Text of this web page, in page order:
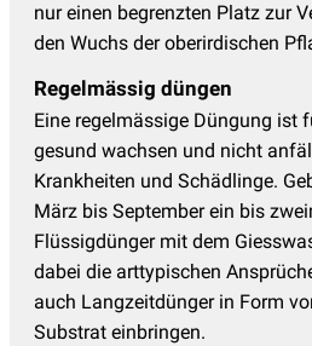
nur einen begrenzten Platz zur
den Wuchs der oberirdischen
Regelmässig düngen
Eine regelmässige Düngung ist
gesund wachsen und nicht
Krankheiten und Schädlinge.
März bis September ein bis
Flüssigdünger mit dem
dabei die arttypischen
auch Langzeitdünger in Form
Substrat einbringen.